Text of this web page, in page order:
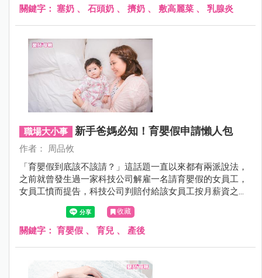
關鍵字： 塞奶 、 石頭奶 、 擠奶 、 敷高麗菜 、 乳腺炎
職場大小事 新手爸媽必知！育嬰假申請懶人包
作者： 周品攸
「育嬰假到底該不該請？」這話題一直以來都有兩派說法，
之前就曾發生過一家科技公司解雇一名請育嬰假的女員工，
女員工憤而提告，科技公司判賠付給該女員工按月薪資之
外，另賠償10萬元精神慰撫金。顯示出申請育嬰假是媽媽的
權利，誰都不可剝奪，本文就帶您一起了解育嬰假申請流
程。
收藏
關鍵字： 育嬰假 、 育兒 、 產後